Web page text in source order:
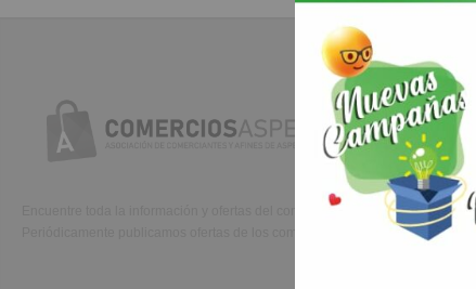
Encuentre toda la información y ofertas del comercio asociado.